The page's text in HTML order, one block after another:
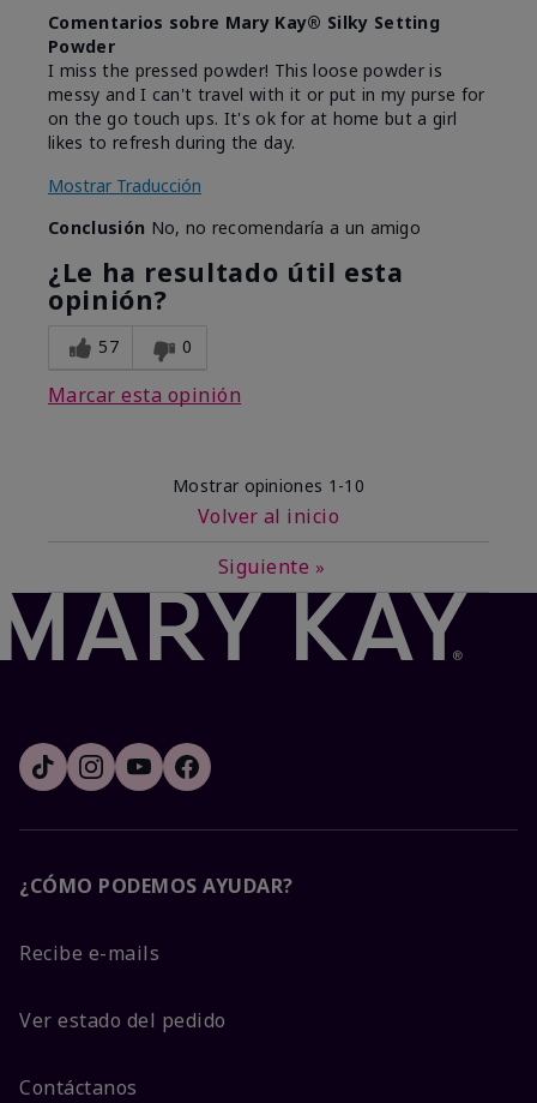
Comentarios sobre Mary Kay® Silky Setting
Powder
I miss the pressed powder! This loose powder is
messy and I can't travel with it or put in my purse for
on the go touch ups. It's ok for at home but a girl
likes to refresh during the day.
Mostrar Traducción
Conclusión No, no recomendaría a un amigo
¿Le ha resultado útil esta
opinión?
57 0
Marcar esta opinión
Mostrar opiniones 1-10
Volver al inicio
Siguiente »
¿CÓMO PODEMOS AYUDAR?
Recibe e-mails
Ver estado del pedido
Contáctanos